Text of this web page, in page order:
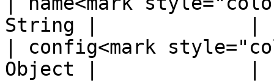
String |             |
| config<mark
Object |             |